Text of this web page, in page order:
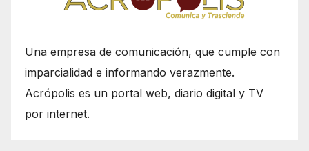
Una empresa de comunicación, que cumple con
imparcialidad e informando verazmente.
Acrópolis es un portal web, diario digital y TV
por internet.